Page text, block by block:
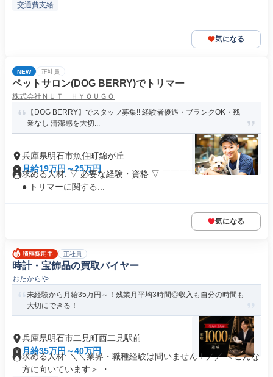
交通費支給
気になる
NEW 正社員
ペットサロン(DOG BERRY)でトリマー
株式会社ＮＵＴ ＨＹＯＵＧＯ
【DOG BERRY】でスタッフ募集!! 経験者優遇・ブランクOK・残
業なし 清潔感を大切...
兵庫県明石市魚住町錦が丘
月給19万円～25万円
求める人材: ▽ 必要な経験・資格 ▽ ￣￣￣￣￣￣￣￣￣￣￣
● トリマーに関する...
気になる
正社員
時計・宝飾品の買取バイヤー
おたからや
未経験から月給35万円～！残業月平均3時間◎収入も自分の時間も
大切にできる！
兵庫県明石市二見町西二見駅前
月給35万円～40万円
求める人材: ＼＼業界・職種経験は問いません！／／ ＜こんな
方に向いています＞ ・...